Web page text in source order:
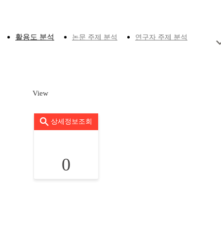
활용도 분석 논문 주제 분석 연구자 주제 분석
View
상세정보조회
0